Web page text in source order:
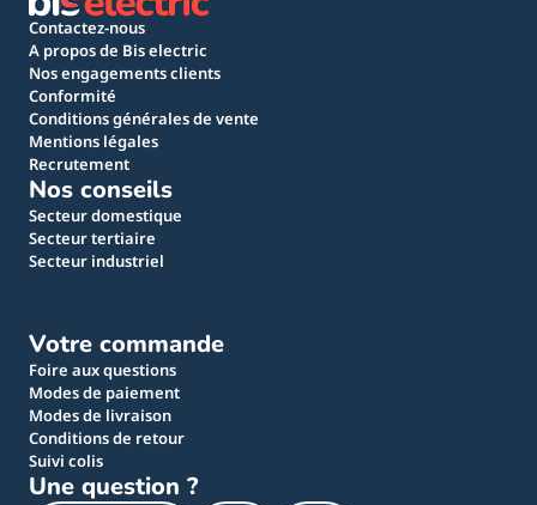
Contactez-nous
A propos de Bis electric
Nos engagements clients
Conformité
Conditions générales de vente
Mentions légales
Recrutement
Nos conseils
Secteur domestique
Secteur tertiaire
Secteur industriel
Votre commande
Foire aux questions
Modes de paiement
Modes de livraison
Conditions de retour
Suivi colis
Une question ?